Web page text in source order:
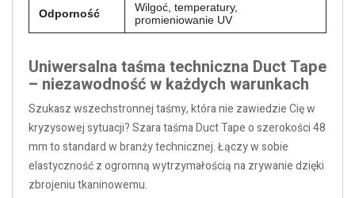
Odporność
Wilgoć, temperatury,
promieniowanie UV
Uniwersalna taśma techniczna Duct Tape
– niezawodność w każdych warunkach
Szukasz wszechstronnej taśmy, która nie zawiedzie Cię w
kryzysowej sytuacji? Szara taśma Duct Tape o szerokości 48
mm to standard w branży technicznej. Łączy w sobie
elastyczność z ogromną wytrzymałością na zrywanie dzięki
zbrojeniu tkaninowemu.